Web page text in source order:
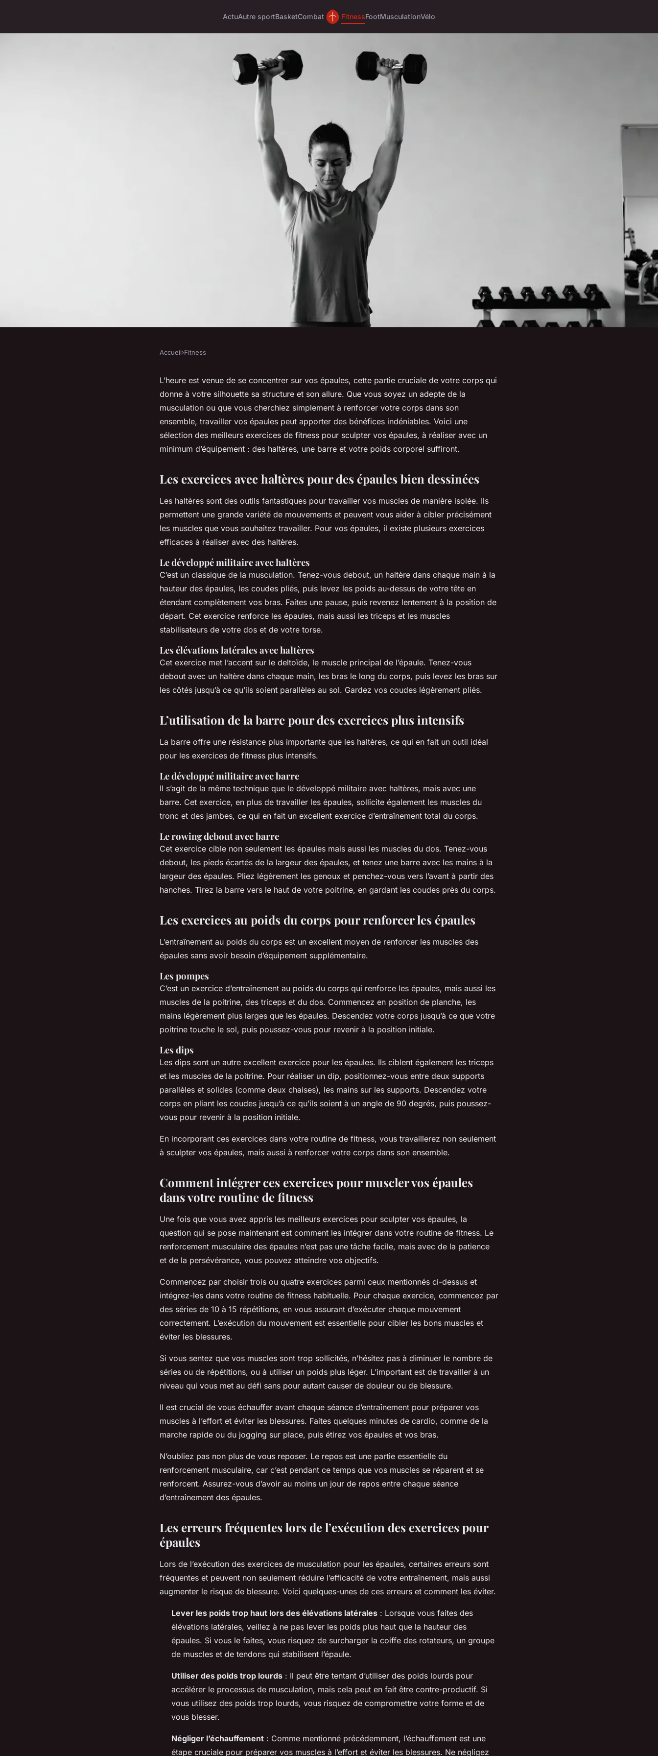
ActuAutre sportBasketCombat FitnessFootMusculationVélo
les meilleurs exercices de fitness pour
sculpter vos épaules
6 min de lecture
Accueil›Fitness
L’heure est venue de se concentrer sur vos épaules, cette partie cruciale de votre corps qui
donne à votre silhouette sa structure et son allure. Que vous soyez un adepte de la
musculation ou que vous cherchiez simplement à renforcer votre corps dans son
ensemble, travailler vos épaules peut apporter des bénéfices indéniables. Voici une
sélection des meilleurs exercices de fitness pour sculpter vos épaules, à réaliser avec un
minimum d’équipement : des haltères, une barre et votre poids corporel suffiront.
Les exercices avec haltères pour des épaules bien dessinées
Les haltères sont des outils fantastiques pour travailler vos muscles de manière isolée. Ils
permettent une grande variété de mouvements et peuvent vous aider à cibler précisément
les muscles que vous souhaitez travailler. Pour vos épaules, il existe plusieurs exercices
efficaces à réaliser avec des haltères.
Le développé militaire avec haltères
C’est un classique de la musculation. Tenez-vous debout, un haltère dans chaque main à la
hauteur des épaules, les coudes pliés, puis levez les poids au-dessus de votre tête en
étendant complètement vos bras. Faites une pause, puis revenez lentement à la position de
départ. Cet exercice renforce les épaules, mais aussi les triceps et les muscles
stabilisateurs de votre dos et de votre torse.
Les élévations latérales avec haltères
Cet exercice met l’accent sur le deltoïde, le muscle principal de l’épaule. Tenez-vous
debout avec un haltère dans chaque main, les bras le long du corps, puis levez les bras sur
les côtés jusqu’à ce qu’ils soient parallèles au sol. Gardez vos coudes légèrement pliés.
L’utilisation de la barre pour des exercices plus intensifs
La barre offre une résistance plus importante que les haltères, ce qui en fait un outil idéal
pour les exercices de fitness plus intensifs.
Le développé militaire avec barre
Il s’agit de la même technique que le développé militaire avec haltères, mais avec une
barre. Cet exercice, en plus de travailler les épaules, sollicite également les muscles du
tronc et des jambes, ce qui en fait un excellent exercice d’entraînement total du corps.
Le rowing debout avec barre
Cet exercice cible non seulement les épaules mais aussi les muscles du dos. Tenez-vous
debout, les pieds écartés de la largeur des épaules, et tenez une barre avec les mains à la
largeur des épaules. Pliez légèrement les genoux et penchez-vous vers l’avant à partir des
hanches. Tirez la barre vers le haut de votre poitrine, en gardant les coudes près du corps.
Les exercices au poids du corps pour renforcer les épaules
L’entraînement au poids du corps est un excellent moyen de renforcer les muscles des
épaules sans avoir besoin d’équipement supplémentaire.
Les pompes
C’est un exercice d’entraînement au poids du corps qui renforce les épaules, mais aussi les
muscles de la poitrine, des triceps et du dos. Commencez en position de planche, les
mains légèrement plus larges que les épaules. Descendez votre corps jusqu’à ce que votre
poitrine touche le sol, puis poussez-vous pour revenir à la position initiale.
Les dips
Les dips sont un autre excellent exercice pour les épaules. Ils ciblent également les triceps
et les muscles de la poitrine. Pour réaliser un dip, positionnez-vous entre deux supports
parallèles et solides (comme deux chaises), les mains sur les supports. Descendez votre
corps en pliant les coudes jusqu’à ce qu’ils soient à un angle de 90 degrés, puis poussez-
vous pour revenir à la position initiale.
En incorporant ces exercices dans votre routine de fitness, vous travaillerez non seulement
à sculpter vos épaules, mais aussi à renforcer votre corps dans son ensemble.
Comment intégrer ces exercices pour muscler vos épaules
dans votre routine de fitness
Une fois que vous avez appris les meilleurs exercices pour sculpter vos épaules, la
question qui se pose maintenant est comment les intégrer dans votre routine de fitness. Le
renforcement musculaire des épaules n’est pas une tâche facile, mais avec de la patience
et de la persévérance, vous pouvez atteindre vos objectifs.
Commencez par choisir trois ou quatre exercices parmi ceux mentionnés ci-dessus et
intégrez-les dans votre routine de fitness habituelle. Pour chaque exercice, commencez par
des séries de 10 à 15 répétitions, en vous assurant d’exécuter chaque mouvement
correctement. L’exécution du mouvement est essentielle pour cibler les bons muscles et
éviter les blessures.
Si vous sentez que vos muscles sont trop sollicités, n’hésitez pas à diminuer le nombre de
séries ou de répétitions, ou à utiliser un poids plus léger. L’important est de travailler à un
niveau qui vous met au défi sans pour autant causer de douleur ou de blessure.
Il est crucial de vous échauffer avant chaque séance d’entraînement pour préparer vos
muscles à l’effort et éviter les blessures. Faites quelques minutes de cardio, comme de la
marche rapide ou du jogging sur place, puis étirez vos épaules et vos bras.
N’oubliez pas non plus de vous reposer. Le repos est une partie essentielle du
renforcement musculaire, car c’est pendant ce temps que vos muscles se réparent et se
renforcent. Assurez-vous d’avoir au moins un jour de repos entre chaque séance
d’entraînement des épaules.
Les erreurs fréquentes lors de l’exécution des exercices pour
épaules
Lors de l’exécution des exercices de musculation pour les épaules, certaines erreurs sont
fréquentes et peuvent non seulement réduire l’efficacité de votre entraînement, mais aussi
augmenter le risque de blessure. Voici quelques-unes de ces erreurs et comment les éviter.
Lever les poids trop haut lors des élévations latérales : Lorsque vous faites des
élévations latérales, veillez à ne pas lever les poids plus haut que la hauteur des
épaules. Si vous le faites, vous risquez de surcharger la coiffe des rotateurs, un groupe
de muscles et de tendons qui stabilisent l’épaule.
Utiliser des poids trop lourds : Il peut être tentant d’utiliser des poids lourds pour
accélérer le processus de musculation, mais cela peut en fait être contre-productif. Si
vous utilisez des poids trop lourds, vous risquez de compromettre votre forme et de
vous blesser.
Négliger l’échauffement : Comme mentionné précédemment, l’échauffement est une
étape cruciale pour préparer vos muscles à l’effort et éviter les blessures. Ne négligez